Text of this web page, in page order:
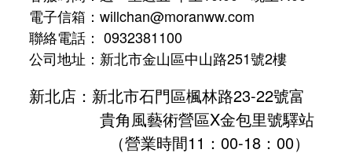
電子信箱：willchan@moranww.com
聯絡電話： 0932381100
公司地址：新北市金山區中山路251號2樓
新北店：新北市石門區楓林路23-22號富
貴角風藝術營區X金包里號驛站
（營業時間11：00-18：00）